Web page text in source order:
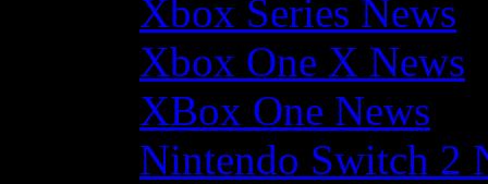
Xbox Series News
Xbox One X News
XBox One News
Nintendo Switch 2